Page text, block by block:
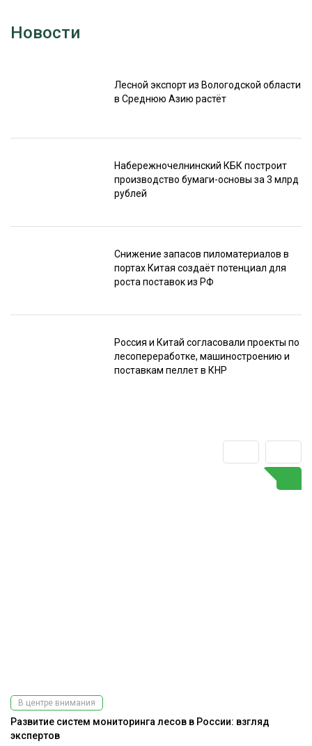
Новости
Лесной экспорт из Вологодской области
в Среднюю Азию растёт
Набережночелнинский КБК построит
производство бумаги-основы за 3 млрд
рублей
Снижение запасов пиломатериалов в
портах Китая создаёт потенциал для
роста поставок из РФ
Россия и Китай согласовали проекты по
лесопереработке, машиностроению и
поставкам пеллет в КНР
В центре внимания
Развитие систем мониторинга лесов в России: взгляд
экспертов